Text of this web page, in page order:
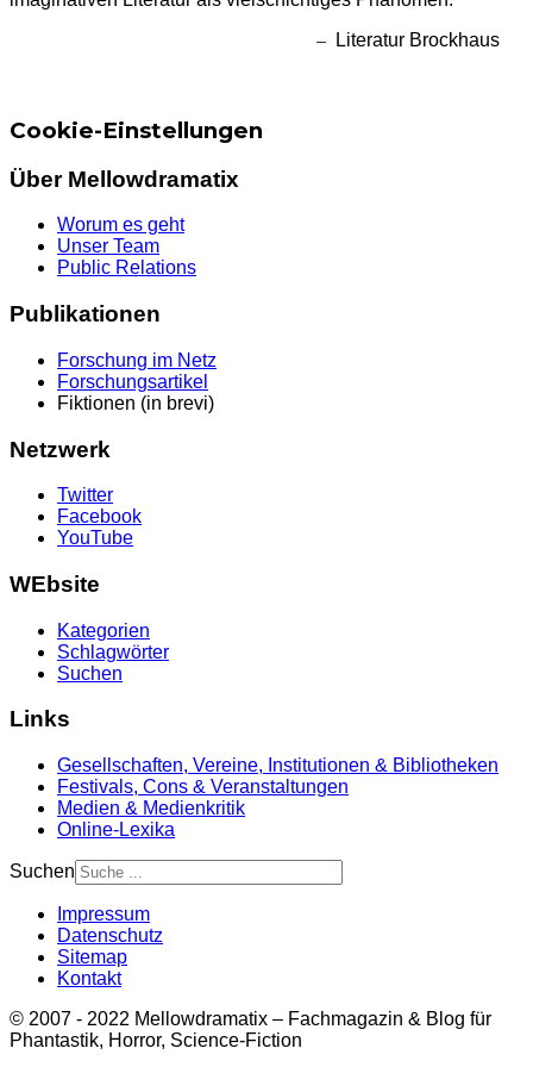
–
Literatur Brockhaus
Cookie-Einstellungen
Über Mellowdramatix
Worum es geht
Unser Team
Public Relations
Publikationen
Forschung im Netz
Forschungsartikel
Fiktionen (in brevi)
Netzwerk
Twitter
Facebook
YouTube
WEbsite
Kategorien
Schlagwörter
Suchen
Links
Gesellschaften, Vereine, Institutionen & Bibliotheken
Festivals, Cons & Veranstaltungen
Medien & Medienkritik
Online-Lexika
Suchen
Impressum
Datenschutz
Sitemap
Kontakt
© 2007 - 2022 Mellowdramatix – Fachmagazin & Blog für
Phantastik, Horror, Science-Fiction